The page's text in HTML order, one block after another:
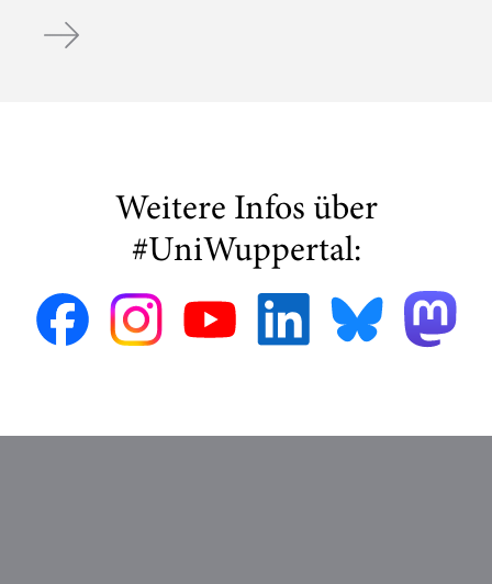
WDR Team am Lehrstuhl für Radverkehr
Weitere Infos über
#UniWuppertal: